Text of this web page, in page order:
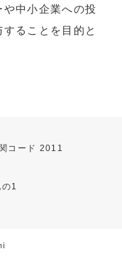
中小企業への投
ることを目的と
コード 2011
1